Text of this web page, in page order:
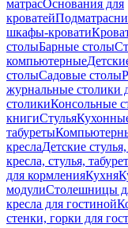
матрасОснования для
кроватей
шкафы-кровати
столыБарные столы
компьютерные
столыСадовые столы
журнальные столики
столикиКонсольные
книгиСтулья
табуреты
креслаДетские
кресла, стулья,
для кормленияКухня
модулиСтолешницы
кресла для гостиной
стенки, горки для